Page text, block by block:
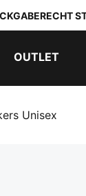
OUTLET
Unisex